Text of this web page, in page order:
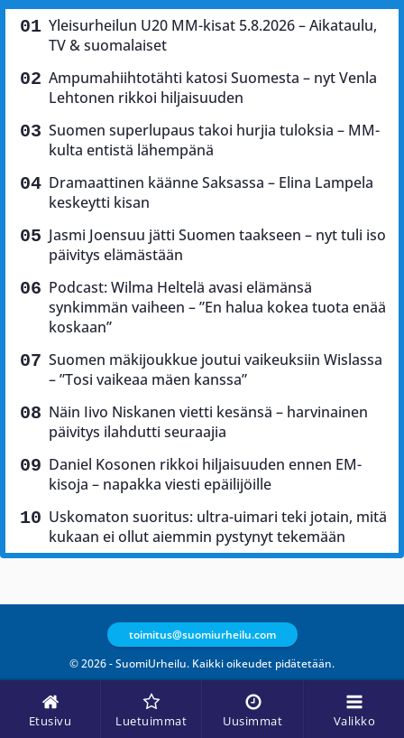
Etusivu Luetuimmat Uusimmat Valikko
Yleisurheilun U20 MM-kisat 5.8.2026 – Aikataulu,
TV & suomalaiset
Ampumahiihtotähti katosi Suomesta – nyt Venla
Lehtonen rikkoi hiljaisuuden
Suomen superlupaus takoi hurjia tuloksia – MM-
kulta entistä lähempänä
Dramaattinen käänne Saksassa – Elina Lampela
keskeytti kisan
Jasmi Joensuu jätti Suomen taakseen – nyt tuli iso
päivitys elämästään
Podcast: Wilma Heltelä avasi elämänsä
synkimmän vaiheen – ”En halua kokea tuota enää
koskaan”
Suomen mäkijoukkue joutui vaikeuksiin Wislassa
– ”Tosi vaikeaa mäen kanssa”
Näin Iivo Niskanen vietti kesänsä – harvinainen
päivitys ilahdutti seuraajia
Daniel Kosonen rikkoi hiljaisuuden ennen EM-
kisoja – napakka viesti epäilijöille
Uskomaton suoritus: ultra-uimari teki jotain, mitä
kukaan ei ollut aiemmin pystynyt tekemään
© 2026 - SuomiUrheilu. Kaikki oikeudet pidätetään.
toimitus@suomiurheilu.com